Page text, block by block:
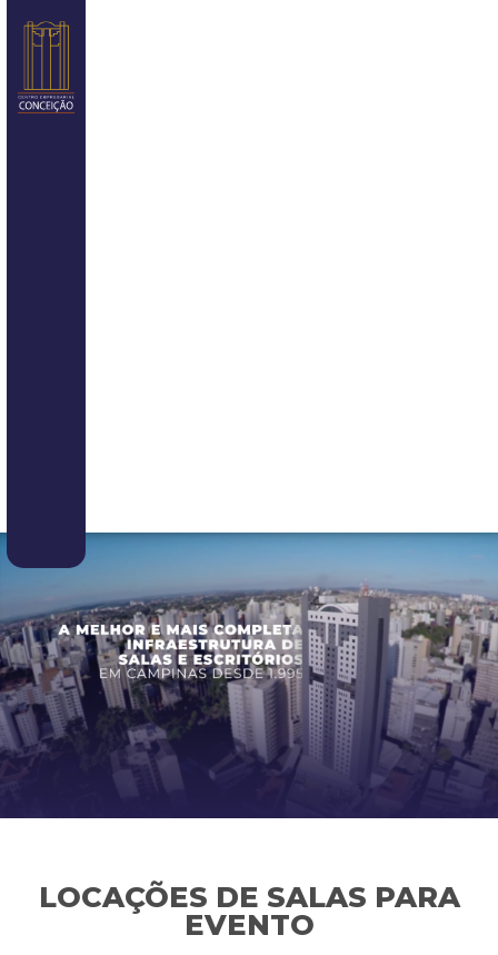
LOCAÇÕES DE SALAS PARA
EVENTO